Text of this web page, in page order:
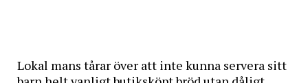
Lokal mans tårar över att inte kunna servera sitt